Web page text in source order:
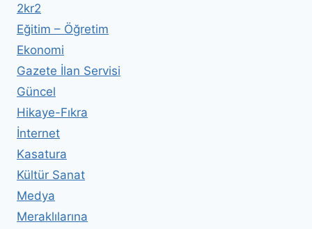
2kr2
Eğitim – Öğretim
Ekonomi
Gazete İlan Servisi
Güncel
Hikaye-Fıkra
İnternet
Kasatura
Kültür Sanat
Medya
Meraklılarına